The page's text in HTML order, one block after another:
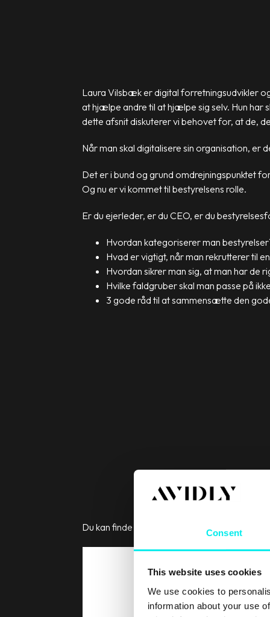
Consent
This website uses cookies
We use cookies to
information about your use
Laura Vilsbæk er digital forretningsudvikler
at hjælpe andre til at hjælpe sig selv. Hun har
dette afsnit diskuterer vi behovet for, at de,
Når man skal digitalisere sin organisation, er
Det er i bund og grund omdrejningspunktet
Og nu er vi kommet til bestyrelsens rolle.
Er du ejerleder, er du CEO, er du
Hvordan kategoriserer man
Hvad er vigtigt, når man rekrutterer til
Hvordan sikrer man sig, at man har de
Hvilke faldgruber skal man passe på
3 gode råd til at sammensætte den
Du kan finde afsnittene der, hvor du lytter til